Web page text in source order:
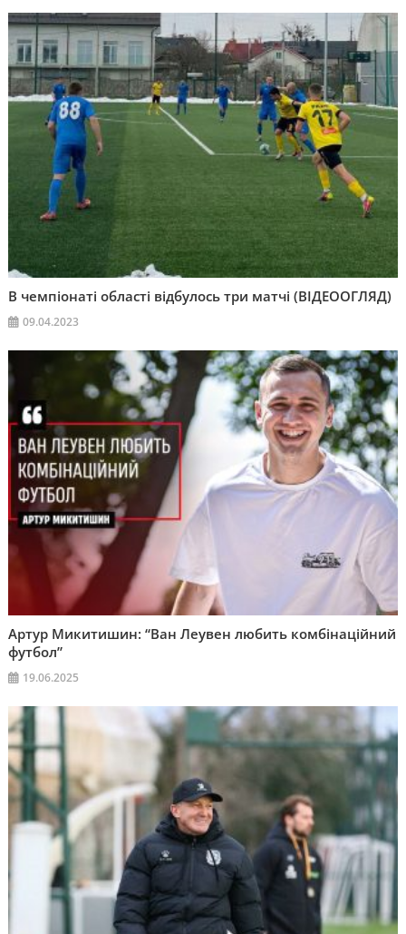
В чемпіонаті області відбулось три матчі (ВІДЕООГЛЯД)
09.04.2023
Артур Микитишин: “Ван Леувен любить комбінаційний
футбол”
19.06.2025